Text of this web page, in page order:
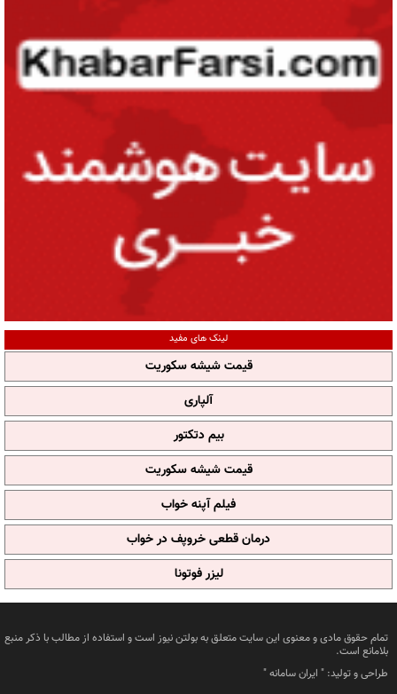
لینک های مفید
قیمت شیشه سکوریت
آلپاری
بیم دتکتور
قیمت شیشه سکوریت
فیلم آپنه خواب
درمان قطعی خروپف در خواب
لیزر فوتونا
تمام حقوق مادی و معنوی این سایت متعلق به بولتن نیوز است و استفاده از مطالب با ذکر منبع
بلامانع است.
طراحی و تولید: " ایران سامانه"